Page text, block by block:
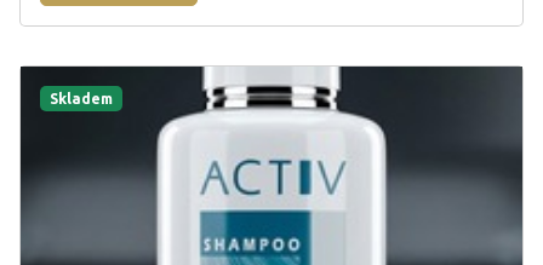
Skladem